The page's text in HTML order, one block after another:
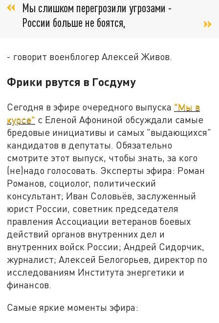
Мы слишком перегрозили угрозами -
России больше не боятся,
- говорит военблогер Алексей Живов.
Фрики рвутся в Госдуму
Сегодня в эфире очередного выпуска "Мы в
курсе" с Еленой Афониной обсуждали самые
бредовые инициативы и самых "выдающихся"
кандидатов в депутаты. Обязательно
смотрите этот выпуск, чтобы знать, за кого
(не)надо голосовать. Эксперты эфира: Роман
Романов, социолог, политический
консультант; Иван Соловьёв, заслуженный
юрист России, советник председателя
правления Ассоциации ветеранов боевых
действий органов внутренних дел и
внутренних войск России; Андрей Сидорчик,
журналист; Алексей Белогорьев, директор по
исследованиям Института энергетики и
финансов.
Самые яркие моменты эфира: